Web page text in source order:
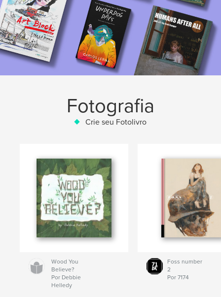
Fotografia
Crie seu Fotolivro
Wood You
Believe?
Por Debbie
Helledy
Foss number
2
Por 7174